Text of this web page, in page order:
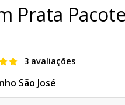
Prata
3 avaliações
São José